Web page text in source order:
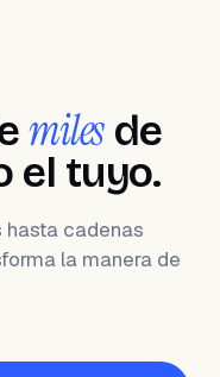
milesde
el tuyo.
hasta cadenas
la manera de